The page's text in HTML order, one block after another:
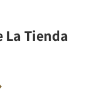
La Tienda